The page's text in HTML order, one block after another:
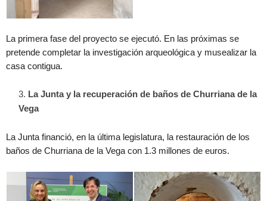
La primera fase del proyecto se ejecutó. En las próximas se
pretende completar la investigación arqueológica y musealizar la
casa contigua.
La Junta y la recuperación de baños de Churriana de la
Vega
La Junta financió, en la última legislatura, la restauración de los
baños de Churriana de la Vega con 1.3 millones de euros.